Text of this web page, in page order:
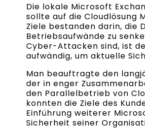
Die lokale Microsoft
sollte auf die Cloudlösung
Ziele bestanden darin, die
Betriebsaufwände zu
Cyber-Attacken sind, ist
aufwändig, um aktuelle
Man beauftragte den
der in enger
den Parallelbetrieb von
konnten die Ziele des
Einführung weiterer
Sicherheit seiner